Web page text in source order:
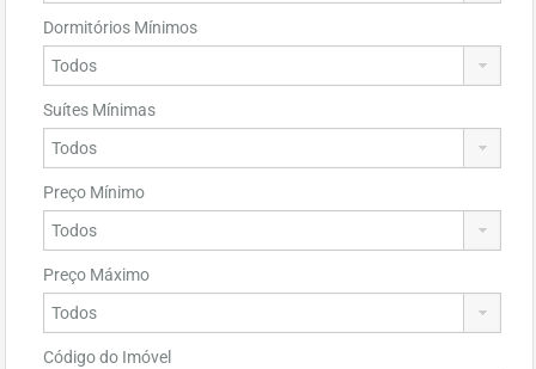
Dormitórios Mínimos
Suítes Mínimas
Preço Mínimo
Preço Máximo
Código do Imóvel